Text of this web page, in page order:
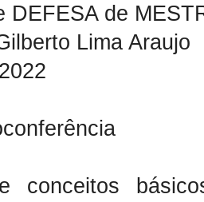
DEFESA de
Lima Araujo
conceitos